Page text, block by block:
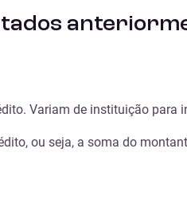
Variam de instituição para
ou seja, a soma do